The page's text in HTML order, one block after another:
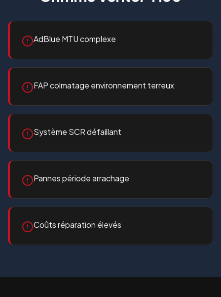
AdBlue MTU complexe
FAP colmatage environnement terreux
Système SCR défaillant
Pannes période arrachage
Coûts réparation élevés